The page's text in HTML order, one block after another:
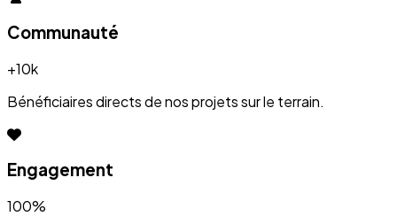
Experts mobilisés pour le développement local.
Nos Réalisations
Projets qui transforment des vies